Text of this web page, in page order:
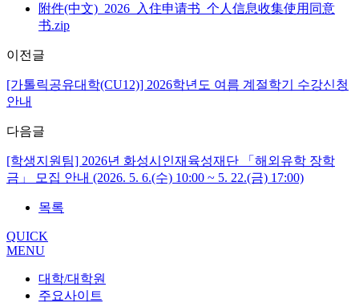
附件(中文)_2026_入住申请书_个人信息收集使用同意
书.zip
이전글
[가톨릭공유대학(CU12)] 2026학년도 여름 계절학기 수강신청
안내
다음글
[학생지원팀] 2026년 화성시인재육성재단 「해외유학 장학
금」 모집 안내 (2026. 5. 6.(수) 10:00 ~ 5. 22.(금) 17:00)
목록
QUICK
MENU
대학/대학원
주요사이트